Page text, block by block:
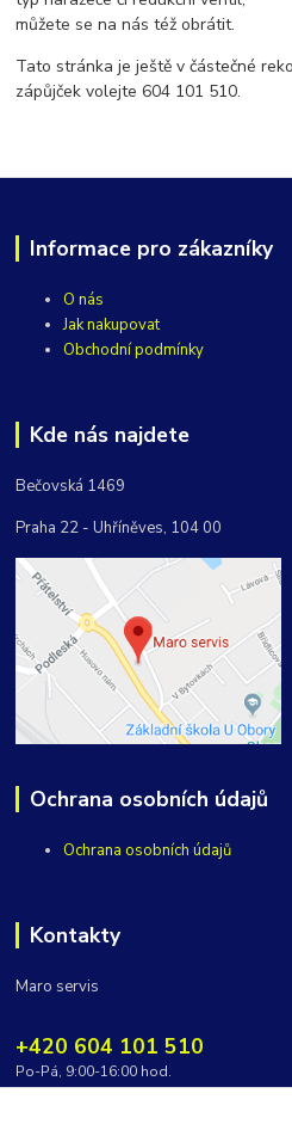
můžete se na nás též obrátit.
Tato stránka je ještě v částečné
zápůjček volejte 604 101 510.
Informace pro zákazníky
O nás
Jak nakupovat
Obchodní podmínky
Kde nás najdete
Bečovská 1469
Praha 22 - Uhříněves, 104 00
Ochrana osobních údajů
Ochrana osobních údajů
Kontakty
Maro servis
+420 604 101 510
Po-Pá, 9:00-16:00 hod.